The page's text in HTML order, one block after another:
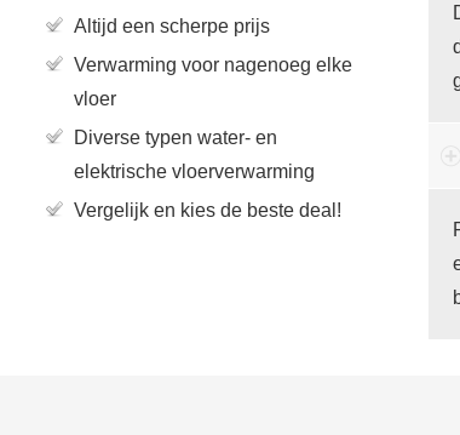
Altijd een scherpe prijs
Verwarming voor nagenoeg elke
vloer
Diverse typen water- en
elektrische vloerverwarming
Vergelijk en kies de beste deal!